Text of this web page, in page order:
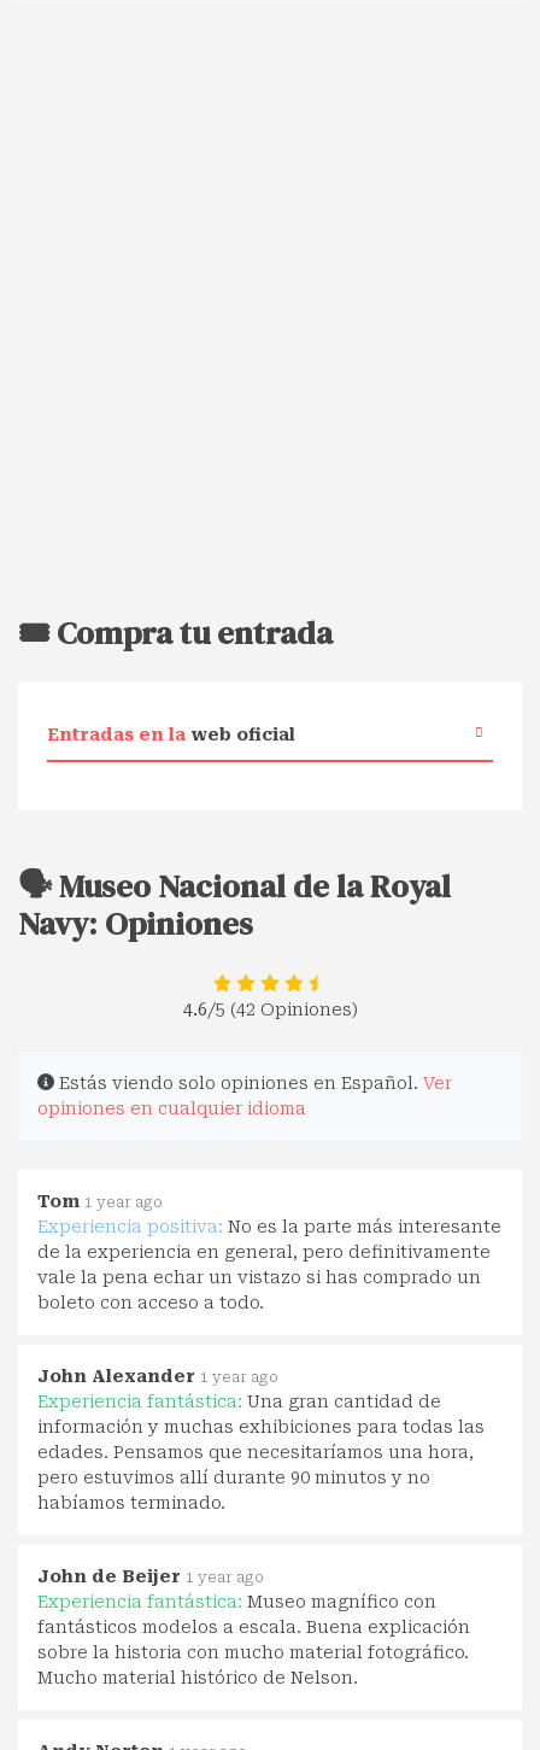
🎟️ Compra tu entrada
Entradas en la web oficial
🗣️ Museo Nacional de la Royal
Navy: Opiniones
4.6/5 (42 Opiniones)
Estás viendo solo opiniones en Español. Ver
opiniones en cualquier idioma
Tom 1 year ago
Experiencia positiva: No es la parte más interesante
de la experiencia en general, pero definitivamente
vale la pena echar un vistazo si has comprado un
boleto con acceso a todo.
John Alexander 1 year ago
Experiencia fantástica: Una gran cantidad de
información y muchas exhibiciones para todas las
edades. Pensamos que necesitaríamos una hora,
pero estuvimos allí durante 90 minutos y no
habíamos terminado.
John de Beijer 1 year ago
Experiencia fantástica: Museo magnífico con
fantásticos modelos a escala. Buena explicación
sobre la historia con mucho material fotográfico.
Mucho material histórico de Nelson.